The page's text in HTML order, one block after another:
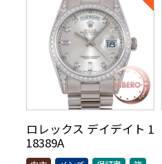
ロレックス デイデイト 1
18389A